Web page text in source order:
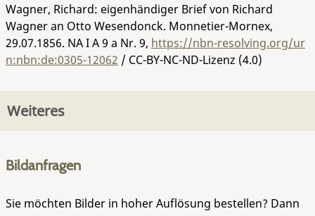
Wagner, Richard: eigenhändiger Brief von Richard
Wagner an Otto Wesendonck. Monnetier-Mornex,
29.07.1856. NA I A 9 a Nr. 9, https://nbn-resolving.org/ur
n:nbn:de:0305-12062 / CC-BY-NC-ND-Lizenz (4.0)
Weiteres
Bildanfragen
Sie möchten Bilder in hoher Auflösung bestellen? Dann